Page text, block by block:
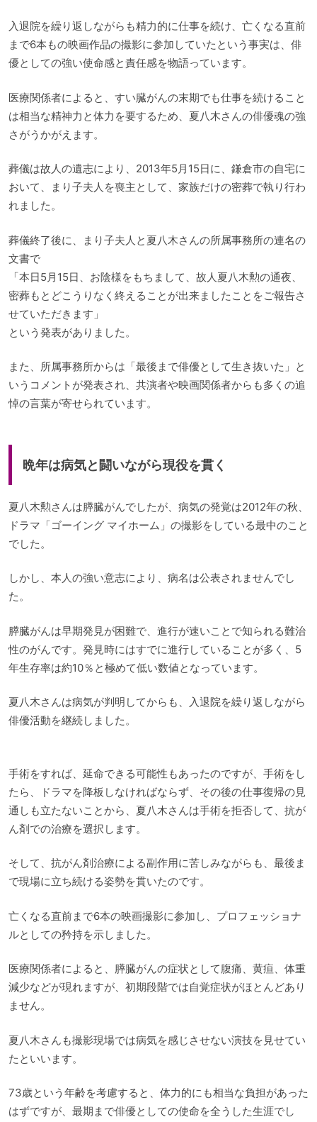
入退院を繰り返しながらも精力的に仕事を続け、亡くなる直前
まで6本もの映画作品の撮影に参加していたという事実は、俳
優としての強い使命感と責任感を物語っています。
医療関係者によると、すい臓がんの末期でも仕事を続けること
は相当な精神力と体力を要するため、夏八木さんの俳優魂の強
さがうかがえます。
葬儀は故人の遺志により、2013年5月15日に、鎌倉市の自宅に
おいて、まり子夫人を喪主として、家族だけの密葬で執り行わ
れました。
葬儀終了後に、まり子夫人と夏八木さんの所属事務所の連名の
文書で
「本日5月15日、お陰様をもちまして、故人夏八木勲の通夜、
密葬もとどこうりなく終えることが出来ましたことをご報告さ
せていただきます」
という発表がありました。
また、所属事務所からは「最後まで俳優として生き抜いた」と
いうコメントが発表され、共演者や映画関係者からも多くの追
悼の言葉が寄せられています。
晩年は病気と闘いながら現役を貫く
夏八木勲さんは膵臓がんでしたが、病気の発覚は2012年の秋、
ドラマ「ゴーイング マイホーム」の撮影をしている最中のこと
でした。
しかし、本人の強い意志により、病名は公表されませんでし
た。
膵臓がんは早期発見が困難で、進行が速いことで知られる難治
性のがんです。発見時にはすでに進行していることが多く、5
年生存率は約10％と極めて低い数値となっています。
夏八木さんは病気が判明してからも、入退院を繰り返しながら
俳優活動を継続しました。
手術をすれば、延命できる可能性もあったのですが、手術をし
たら、ドラマを降板しなければならず、その後の仕事復帰の見
通しも立たないことから、夏八木さんは手術を拒否して、抗が
ん剤での治療を選択します。
そして、抗がん剤治療による副作用に苦しみながらも、最後ま
で現場に立ち続ける姿勢を貫いたのです。
亡くなる直前まで6本の映画撮影に参加し、プロフェッショナ
ルとしての矜持を示しました。
医療関係者によると、膵臓がんの症状として腹痛、黄疸、体重
減少などが現れますが、初期段階では自覚症状がほとんどあり
ません。
夏八木さんも撮影現場では病気を感じさせない演技を見せてい
たといいます。
73歳という年齢を考慮すると、体力的にも相当な負担があった
はずですが、最期まで俳優としての使命を全うした生涯でし